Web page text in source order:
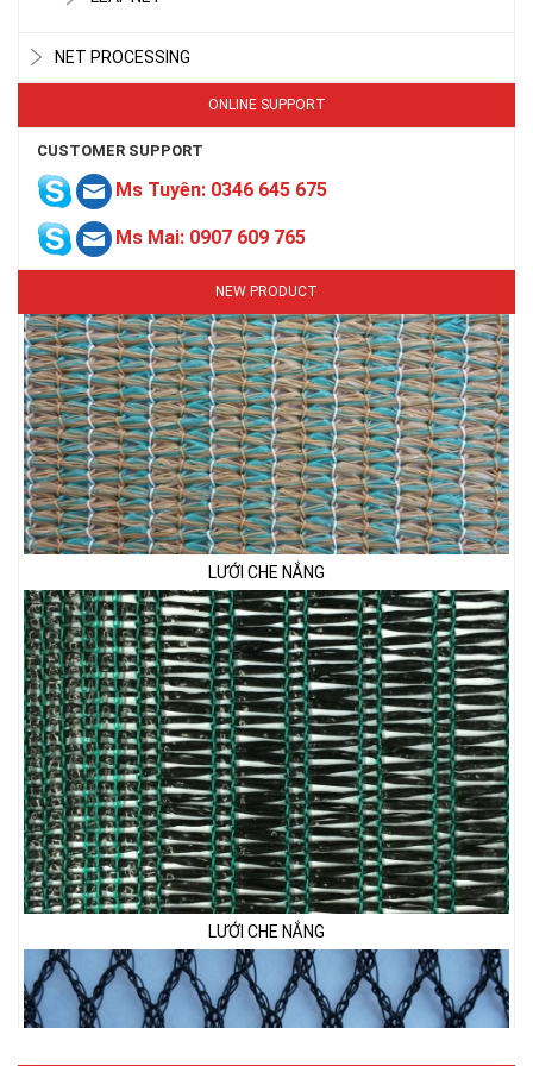
NET PROCESSING
ONLINE SUPPORT
CUSTOMER SUPPORT
Ms Tuyên: 0346 645 675
Ms Mai: 0907 609 765
NEW PRODUCT
LƯỚI CHE NẮNG
LƯỚI CHE NẮNG